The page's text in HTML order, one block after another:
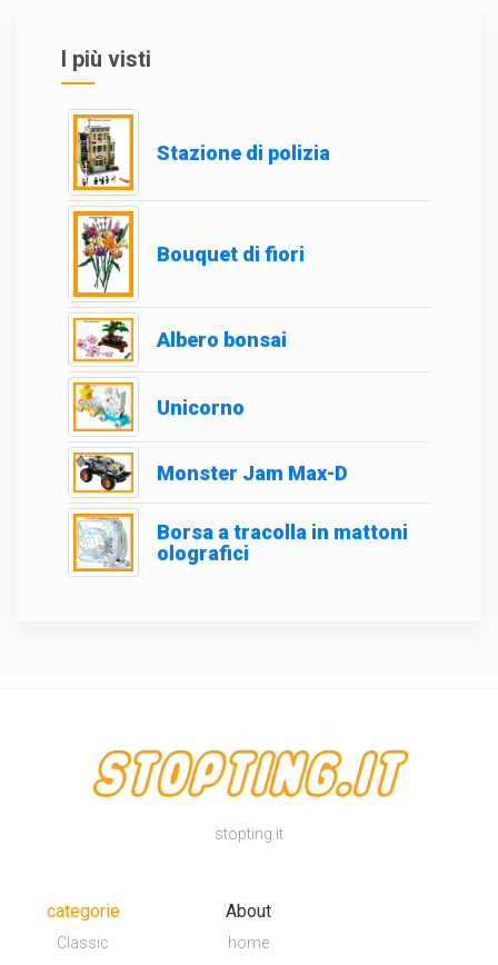
I più visti
Stazione di polizia
Bouquet di fiori
Albero bonsai
Unicorno
Monster Jam Max-D
Borsa a tracolla in mattoni
olografici
stopting.it
categorie
Classic
About
home